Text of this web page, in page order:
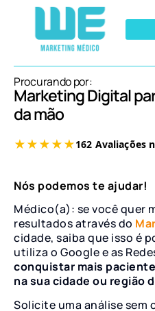
Procurando por:
Marketing Digital
da mão
Nós podemos te ajudar!
Médico(a): se você quer
resultados através do
cidade, saiba que isso é
utiliza o Google e as
conquistar mais
na sua cidade ou região
Solicite uma análise sem